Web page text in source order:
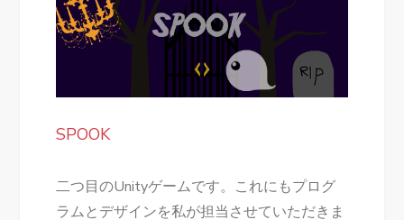
SPOOK
二つ目のUnityゲームです。これにもプログ
ラムとデザインを私が担当させていただきま